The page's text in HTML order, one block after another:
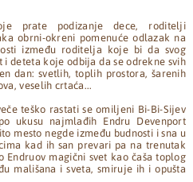
prate podizanje dece, roditelji
obrni-okreni pomenuće odlazak na
između roditelja koje bi da svog
i deteta koje odbija da se odrekne svih
dan: svetlih, toplih prostora, šarenih
veselih crtaća...
teško rastati se omiljeni Bi-Bi-Sijev
ukusu najmlađih Endru Devenport
mesto negde između budnosti i sna u
kad ih san prevari pa na trenutak
magični svet kao čaša toplog
mališana i sveta, smiruje ih i opušta